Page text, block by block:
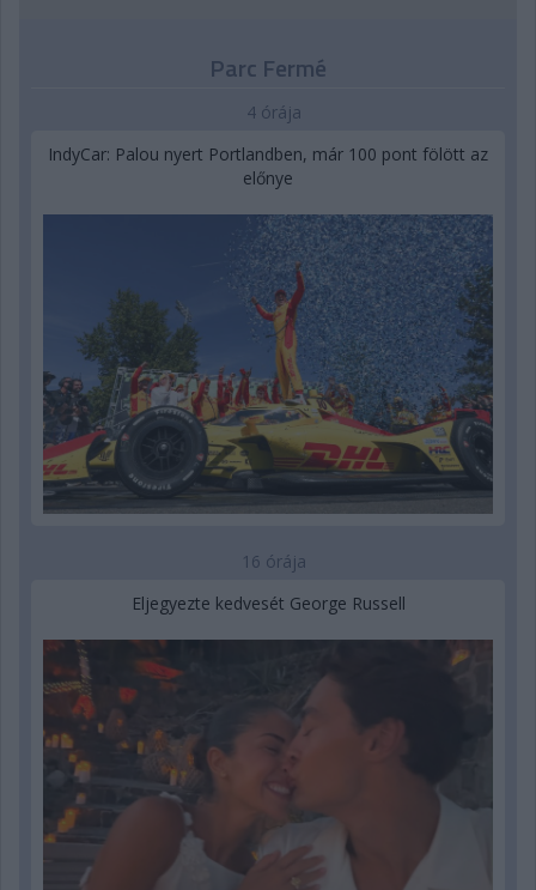
Parc Fermé
4 órája
IndyCar: Palou nyert Portlandben, már 100 pont fölött az
előnye
16 órája
Eljegyezte kedvesét George Russell